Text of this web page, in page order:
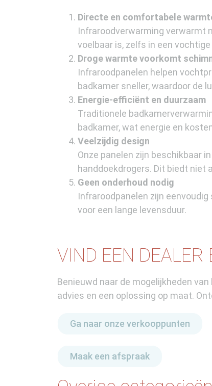
Directe en comfortabele
Infraroodverwarming verwarmt
voelbaar is, zelfs in een
Droge warmte voorkomt
Infraroodpanelen helpen
badkamer sneller, waardoor de
Energie-efficiënt en duurzaam
Traditionele
badkamer, wat energie en
Veelzijdig design
Onze panelen zijn beschikbaar
handdoekdrogers. Dit biedt niet
Geen onderhoud nodig
Infraroodpanelen zijn
voor een lange levensduur.
VIND EEN
Benieuwd naar de mogelijkheden
advies en een oplossing op maat.
Ga naar onze verkooppunten
Maak een afspraak